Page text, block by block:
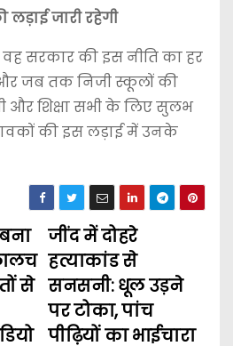
जारी रहेगी
सरकार की इस नीति का हर
जब तक निजी स्कूलों की
और शिक्षा सभी के लिए सुलभ
की इस लड़ाई में उनके
जींद में दोहरे
हत्याकांड से
सनसनी: धूल उड़ने
पर टोका, पांच
पीढ़ियों का भाईचारा
से